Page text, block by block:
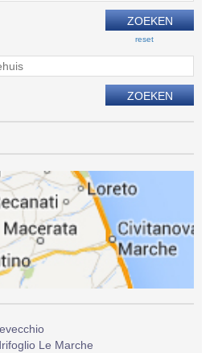
reset
Le Marche